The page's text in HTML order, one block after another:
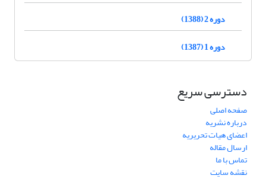
دوره 2 (1388)
دوره 1 (1387)
دسترسی سریع
صفحه اصلی
درباره نشریه
اعضای هیات تحریریه
ارسال مقاله
تماس با ما
نقشه سایت